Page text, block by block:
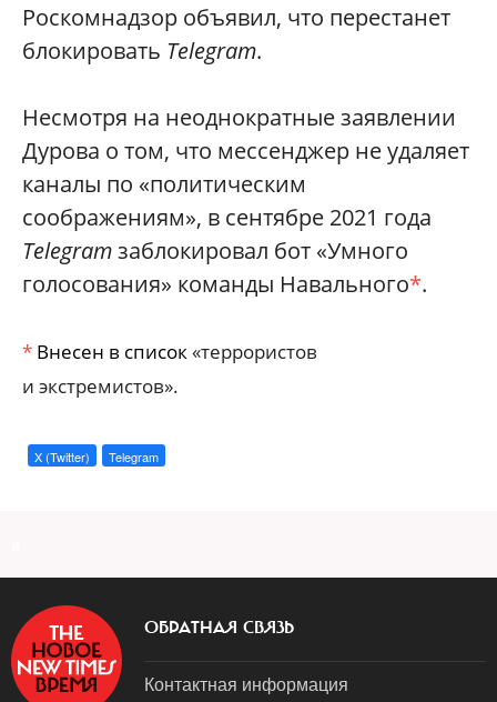
Роскомнадзор объявил, что перестанет
блокировать Telegram.
Несмотря на неоднократные заявлении
Дурова о том, что мессенджер не удаляет
каналы по «политическим
соображениям», в сентябре 2021 года
Telegramзаблокировал бот «Умного
голосования» команды Навального*.
* Внесен в список«террористов
и экстремистов».
X (Twitter) Telegram
ОБРАТНАЯ СВЯЗЬ
Контактная информация